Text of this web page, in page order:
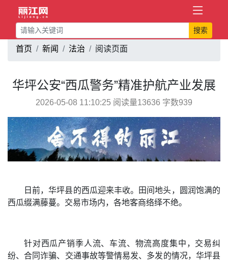
搜索
首页 新闻 法治 阅读页面
华坪公安“西瓜警务”精准护航产业发展
2026-05-08 11:10:25 阅读量13636 字数939
日前，华坪县的西瓜迎来丰收。田间地头，圆润饱满的
西瓜缀满藤蔓。交易市场内，各地客商络绎不绝。
针对西瓜产销季人流、车流、物流高度集中，交易纠
纷、合同诈骗、交通事故等警情易发、多发的情况，华坪县